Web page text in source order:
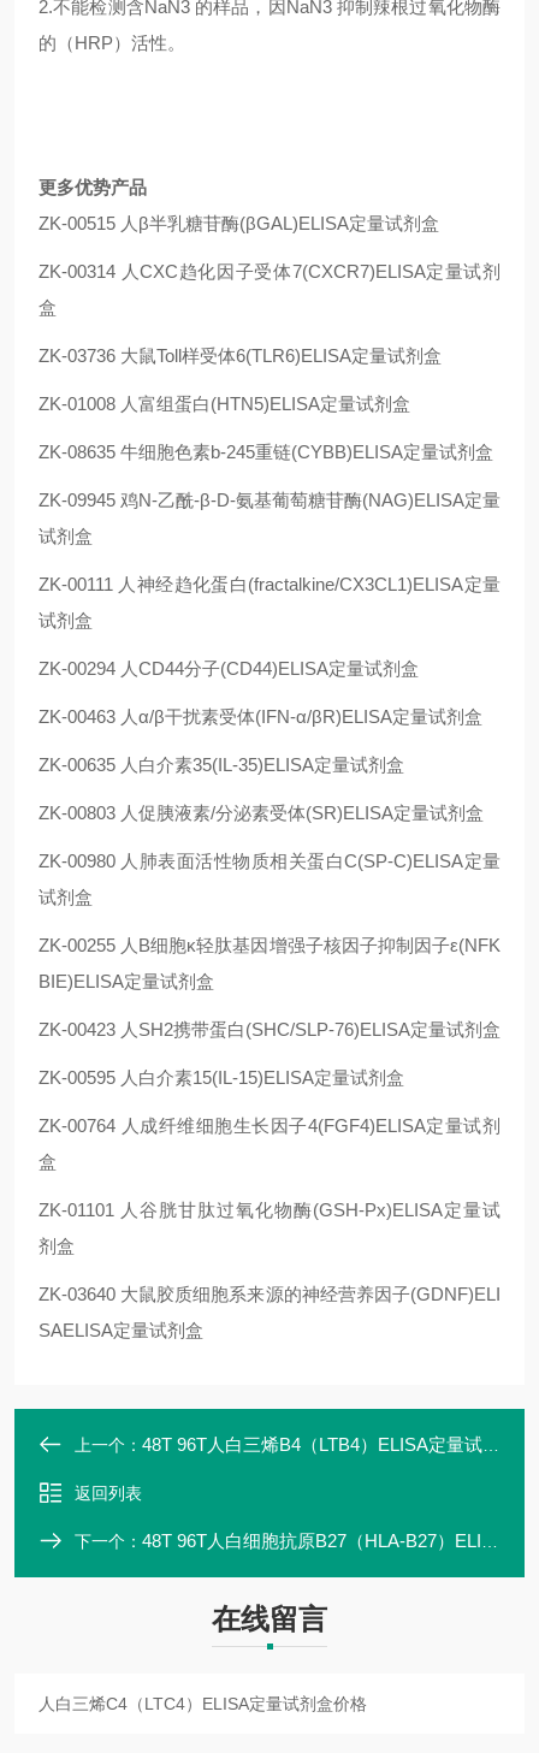
2.不能检测含NaN3 的样品，因NaN3 抑制辣根过氧化物酶
的（HRP）活性。
更多优势产品
ZK-00515 人β半乳糖苷酶(βGAL)ELISA定量试剂盒
ZK-00314 人CXC趋化因子受体7(CXCR7)ELISA定量试剂
盒
ZK-03736 大鼠Toll样受体6(TLR6)ELISA定量试剂盒
ZK-01008 人富组蛋白(HTN5)ELISA定量试剂盒
ZK-08635 牛细胞色素b-245重链(CYBB)ELISA定量试剂盒
ZK-09945 鸡N-乙酰-β-D-氨基葡萄糖苷酶(NAG)ELISA定量
试剂盒
ZK-00111 人神经趋化蛋白(fractalkine/CX3CL1)ELISA定量
试剂盒
ZK-00294 人CD44分子(CD44)ELISA定量试剂盒
ZK-00463 人α/β干扰素受体(IFN-α/βR)ELISA定量试剂盒
ZK-00635 人白介素35(IL-35)ELISA定量试剂盒
ZK-00803 人促胰液素/分泌素受体(SR)ELISA定量试剂盒
ZK-00980 人肺表面活性物质相关蛋白C(SP-C)ELISA定量
试剂盒
ZK-00255 人B细胞κ轻肽基因增强子核因子抑制因子ε(NFK
BIE)ELISA定量试剂盒
ZK-00423 人SH2携带蛋白(SHC/SLP-76)ELISA定量试剂盒
ZK-00595 人白介素15(IL-15)ELISA定量试剂盒
ZK-00764 人成纤维细胞生长因子4(FGF4)ELISA定量试剂
盒
ZK-01101 人谷胱甘肽过氧化物酶(GSH-Px)ELISA定量试
剂盒
ZK-03640 大鼠胶质细胞系来源的神经营养因子(GDNF)ELI
SAELISA定量试剂盒
上一个： 48T 96T人白三烯B4（LTB4）ELISA定量试剂盒高灵敏
返回列表
下一个： 48T 96T人白细胞抗原B27（HLA-B27）ELISA定量试剂盒说明书
在线留言